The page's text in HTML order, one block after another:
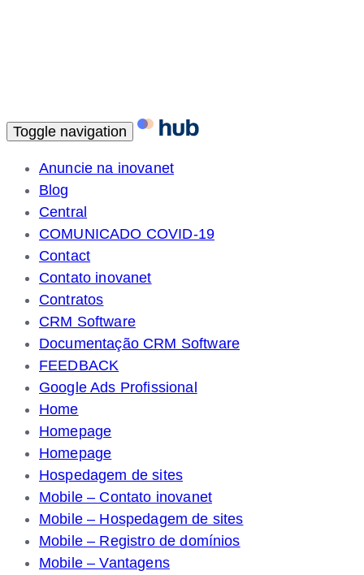
Toggle navigation
Anuncie na inovanet
Blog
Central
COMUNICADO COVID-19
Contact
Contato inovanet
Contratos
CRM Software
Documentação CRM Software
FEEDBACK
Google Ads Profissional
Home
Homepage
Homepage
Hospedagem de sites
Mobile – Contato inovanet
Mobile – Hospedagem de sites
Mobile – Registro de domínios
Mobile – Vantagens